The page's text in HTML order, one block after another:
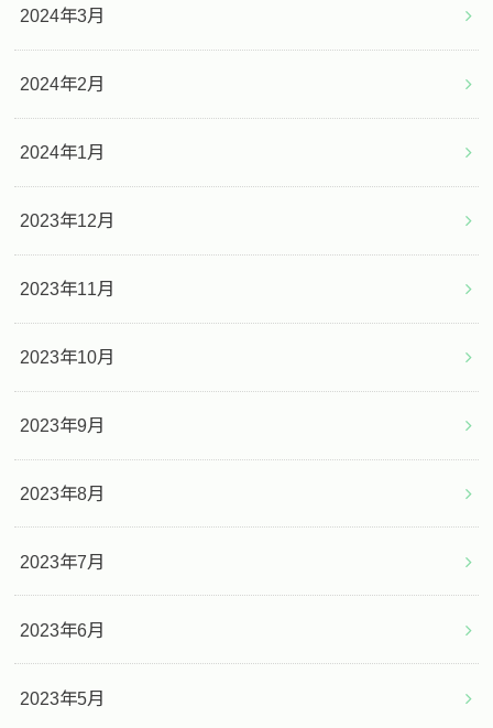
2024年3月
2024年2月
2024年1月
2023年12月
2023年11月
2023年10月
2023年9月
2023年8月
2023年7月
2023年6月
2023年5月